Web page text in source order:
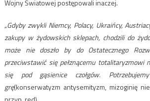
Wojny Światowej postępowali inaczej.
„Gdyby zwykli Niemcy, Polacy, Ukraińcy,
zakupy w żydowskich sklepach, chodzili do
może nie doszło by do Ostatecznego
przeciwstawić się pełznącemu totalitaryzmowi
się pod gąsienice czołgów.
grę(konserwatyzm antysemityzm, mizoginię